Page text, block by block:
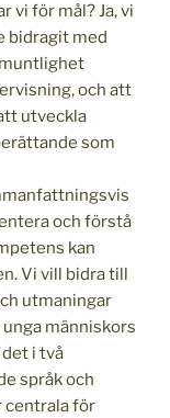
vi för mål? Ja, vi
bidragit med
och att
utveckla
som
och förstå
kan
Vi vill bidra till
utmaningar
människors
i två
språk och
centrala för